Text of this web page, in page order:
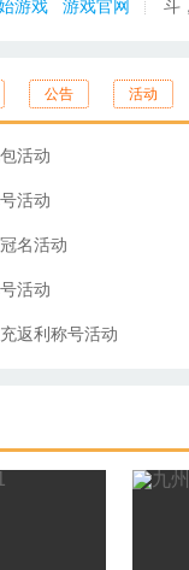
游戏
游戏官网
斗
公告 活动
活动
活动
名活动
活动
返利称号活动